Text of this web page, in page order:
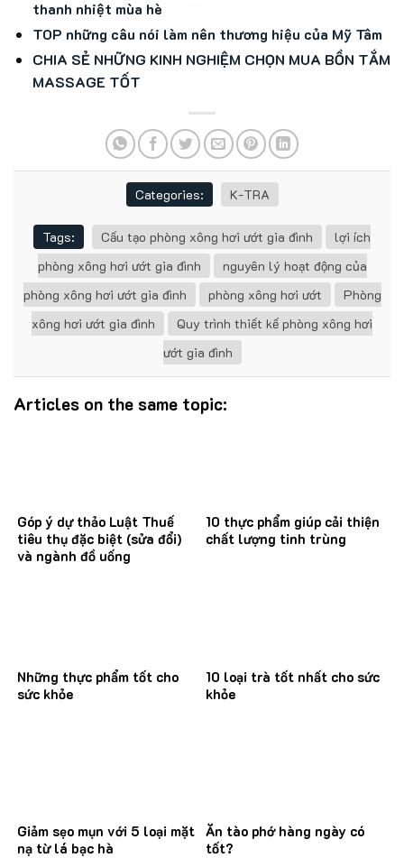
thanh nhiệt mùa hè
TOP những câu nói làm nên thương hiệu của Mỹ Tâm
CHIA SẺ NHỮNG KINH NGHIỆM CHỌN MUA BỒN TẮM
MASSAGE TỐT
Categories: K-TRA
Tags: Cấu tạo phòng xông hơi ướt gia đình
lợi ích
phòng xông hơi ướt gia đình
nguyên lý hoạt động của
phòng xông hơi ướt gia đình
phòng xông hơi ướt
Phòng
xông hơi ướt gia đình
Quy trình thiết kế phòng xông hơi
ướt gia đình
Articles on the same topic:
Góp ý dự thảo Luật Thuế
tiêu thụ đặc biệt (sửa đổi)
và ngành đồ uống
10 thực phẩm giúp cải thiện
chất lượng tinh trùng
Những thực phẩm tốt cho
sức khỏe
10 loại trà tốt nhất cho sức
khỏe
Giảm sẹo mụn với 5 loại mặt
nạ từ lá bạc hà
Ăn tào phớ hàng ngày có
tốt?